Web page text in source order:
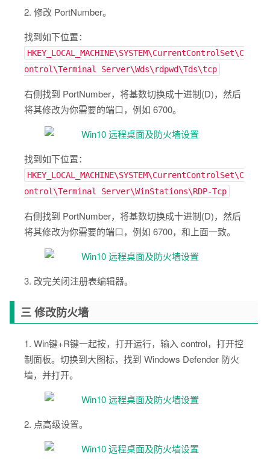
2. 修改 PortNumber。
找到如下位置：
HKEY_LOCAL_MACHINE\SYSTEM\CurrentControlSet\C
ontrol\Terminal Server\Wds\rdpwd\Tds\tcp
右侧找到 PortNumber，将基数切换成十进制(D)，然后
将其修改为你需要的端口，例如 6700。
找到如下位置：
HKEY_LOCAL_MACHINE\SYSTEM\CurrentControlSet\C
ontrol\Terminal Server\WinStations\RDP-Tcp
右侧找到 PortNumber，将基数切换成十进制(D)，然后
将其修改为你需要的端口，例如 6700，和上面一致。
3. 改完关闭注册表编辑器。
三 修改防火墙
1. Win键+R键一起按，打开运行，输入 control，打开控
制面板。切换到大图标，找到 Windows Defender 防火
墙，并打开。
2. 点高级设置。